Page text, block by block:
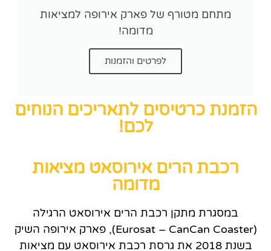
מתחם מטורף של פארק אירופה למציאות
מדומה!
לפרטים והזמנות
הזמנת כרטיסים לתאריכים הנוחים
לכם!
רכבת הרים אירוסאט מציאות
מדומה
במסגרת מתקן רכבת הרים אירוסאט הרגילה
(Eurosat – CanCan Coaster), פארק אירופה השיק
בשנת 2018 את גרסת רכבת אירוסאט עם מציאות